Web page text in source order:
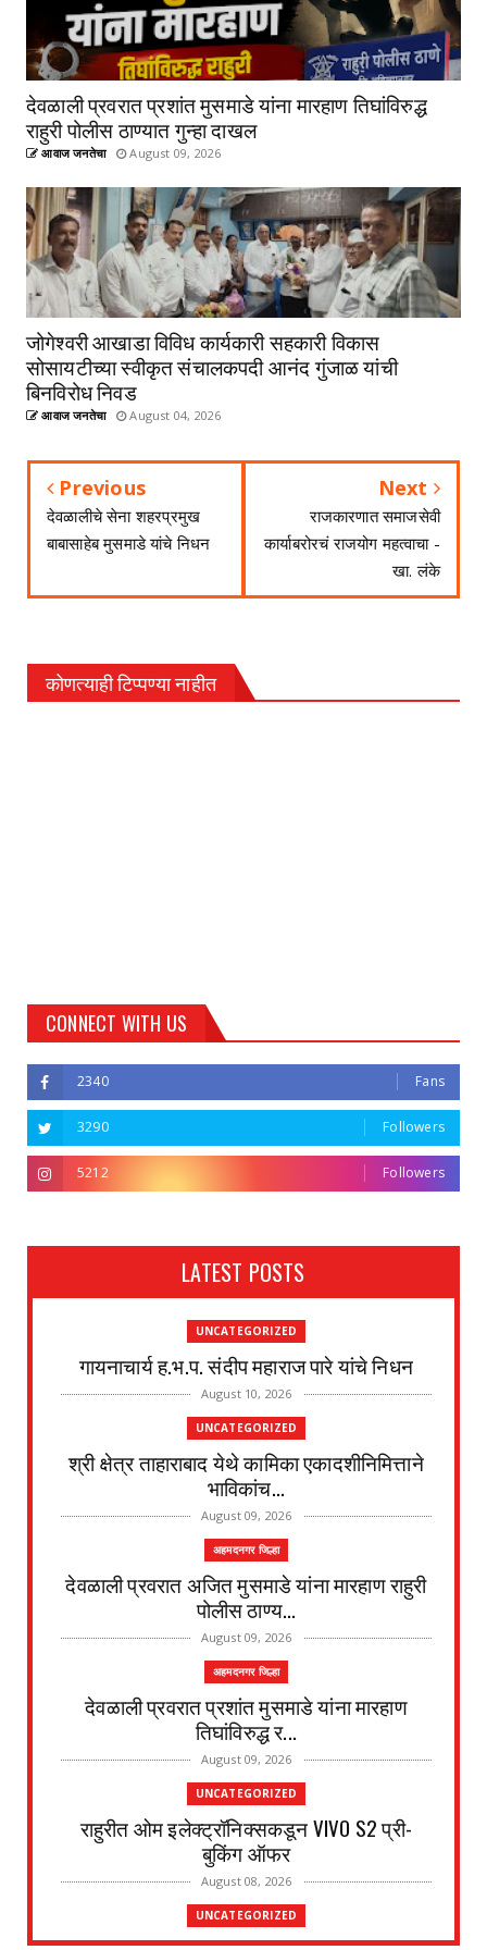
देवळाली प्रवरात प्रशांत मुसमाडे यांना मारहाण तिघांविरुद्ध
राहुरी पोलीस ठाण्यात गुन्हा दाखल
आवाज जनतेचा August 09, 2026
जोगेश्वरी आखाडा विविध कार्यकारी सहकारी विकास
सोसायटीच्या स्वीकृत संचालकपदी आनंद गुंजाळ यांची
बिनविरोध निवड
आवाज जनतेचा August 04, 2026
Previous
देवळालीचे सेना शहरप्रमुख
बाबासाहेब मुसमाडे यांचे निधन
Next
राजकारणात समाजसेवी
कार्याबरोरचं राजयोग महत्वाचा -
खा. लंके
कोणत्याही टिप्पण्‍या नाहीत
CONNECT WITH US
2340 Fans
3290 Followers
5212 Followers
LATEST POSTS
UNCATEGORIZED
गायनाचार्य ह.भ.प. संदीप महाराज पारे यांचे निधन
August 10, 2026
UNCATEGORIZED
श्री क्षेत्र ताहाराबाद येथे कामिका एकादशीनिमित्ताने
भाविकांच...
August 09, 2026
अहमदनगर जिल्हा
देवळाली प्रवरात अजित मुसमाडे यांना मारहाण राहुरी
पोलीस ठाण्य...
August 09, 2026
अहमदनगर जिल्हा
देवळाली प्रवरात प्रशांत मुसमाडे यांना मारहाण
तिघांविरुद्ध र...
August 09, 2026
UNCATEGORIZED
राहुरीत ओम इलेक्ट्रॉनिक्सकडून VIVO S2 प्री-
बुकिंग ऑफर
August 08, 2026
UNCATEGORIZED